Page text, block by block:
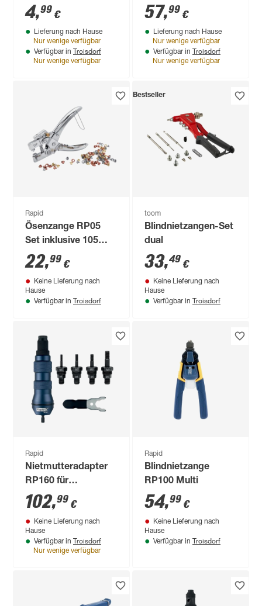
4,99 €
Lieferung nach Hause
Nur wenige verfügbar
Verfügbar in Troisdorf
Nur wenige verfügbar
drehbarer Kopf, für
Nieten mit Ø 3,2 - 4,8
mm
57,99 €
Lieferung nach Hause
Nur wenige verfügbar
Verfügbar in Troisdorf
Nur wenige verfügbar
Rapid
Ösenzange RP05
Set inklusive 105
Ösen
22,99 €
Keine Lieferung nach
Hause
Verfügbar in Troisdorf
Bestseller
toom
Blindnietzangen-Set
dual
33,49 €
Keine Lieferung nach
Hause
Verfügbar in Troisdorf
Rapid
Nietmutteradapter
RP160 für
Bohrmaschine
102,99 €
Keine Lieferung nach
Hause
Verfügbar in Troisdorf
Nur wenige verfügbar
Rapid
Blindnietzange
RP100 Multi
54,99 €
Keine Lieferung nach
Hause
Verfügbar in Troisdorf